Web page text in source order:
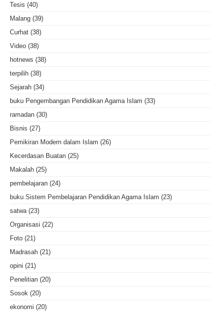
Tesis (40)
Malang (39)
Curhat (38)
Video (38)
hotnews (38)
terpilih (38)
Sejarah (34)
buku Pengembangan Pendidikan Agama Islam (33)
ramadan (30)
Bisnis (27)
Pemikiran Modern dalam Islam (26)
Kecerdasan Buatan (25)
Makalah (25)
pembelajaran (24)
buku Sistem Pembelajaran Pendidikan Agama Islam (23)
satwa (23)
Organisasi (22)
Foto (21)
Madrasah (21)
opini (21)
Penelitian (20)
Sosok (20)
ekonomi (20)